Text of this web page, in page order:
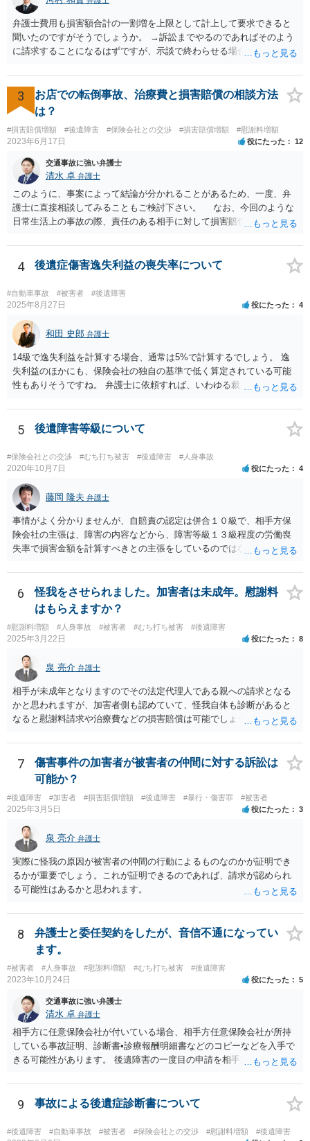
弁護士費用も損害額合計の一割増を上限として計上して要求できると
聞いたのですがそうでしょうか。 →訴訟までやるのであればそのよう
に請求することになるはずですが、示談で終わらせる場合には、そこ
ならほとんど充足できるか多くが返ってくるイメージなので頼むのも
いいかなと思うのですが。 →LAC基準でもそうかもしれませんし、交
通事故事案ではより定額の費用としている法律事務所も多いように思
います。費用面も含めて、弁護士さんを検討してみるとよいかもしれ
ませんね。 かなり具体的な話も多くなっているので、法律事務所に問
い合わせてみるとよいと思います。
3
お店での転倒事故、治療費と損害賠償の相談方法
は？
#損害賠償増額 #後遺障害 #保険会社との交渉 #損害賠償増額 #慰謝料増額
2023年6月17日 役にたった 12
交通事故に強い弁護士
清水 卓 弁護士
このように、事案によって結論が分かれることがあるため、一度、弁
護士に直接相談してみることもご検討下さい。 なお、今回のような
日常生活上の事故の際、責任のある相手に対して損害賠償請求する際
す（ご自宅の火災保険や自動車の任意保険等を確認してみて下さい。
加入したつもりがなくても、確認してみたら付いていたということが
4 後遺症傷害逸失利益の喪失率について
#自動車事故 #被害者 #後遺障害
2025年8月27日 役にたった 4
和田 史郎 弁護士
14級で逸失利益を計算する場合、通常は5%で計算するでしょう。 逸
失利益のほかにも、保険会社の独自の基準で低く算定されている可能
性もありそうですね。 弁護士に依頼すれば、いわゆる裁判基準程度の
5 後遺障害等級について
#保険会社との交渉 #むち打ち被害 #後遺障害 #人身事故
2020年10月7日 役にたった 4
藤岡 隆夫 弁護士
事情がよく分かりませんが、自賠責の認定は併合１０級で、相手方保
険会社の主張は、障害の内容などから、障害等級１３級程度の労働喪
失率で損害金額を計算すべきとの主張をしているのではないでしょう
ので、弁護士を交代しても状況は変わらないでしょう。今の弁護士と
十分に打ち合わせをすることが重要だと思います。
6
怪我をさせられました。加害者は未成年。慰謝料
はもらえますか？
#慰謝料増額 #人身事故 #被害者 #むち打ち被害 #後遺障害
2025年3月22日 役にたった 8
泉 亮介 弁護士
相手が未成年となりますのでその法定代理人である親への請求となる
かと思われますが、加害者側も認めていて、怪我自体も診断があると
なると慰謝料請求や治療費などの損害賠償は可能でしょう。 整骨院へ
い場合が多いです。 また、保険会社から提案される金額は低めに出さ
れることも多いため、その交渉のために弁護士を入れるということも
考えられるかと思われます。
7
傷害事件の加害者が被害者の仲間に対する訴訟は
可能か？
#後遺障害 #加害者 #損害賠償増額 #後遺障害 #暴行・傷害罪 #被害者
2025年3月5日 役にたった 3
泉 亮介 弁護士
実際に怪我の原因が被害者の仲間の行動によるものなのかが証明でき
るかが重要でしょう。これが証明できるのであれば、請求が認められ
る可能性はあるかと思われます。
8
弁護士と委任契約をしたが、音信不通になってい
ます。
#被害者 #人身事故 #慰謝料増額 #むち打ち被害 #後遺障害
2023年10月24日 役にたった 5
交通事故に強い弁護士
清水 卓 弁護士
相手方に任意保険会社が付いている場合、相手方任意保険会社が所持
している事故証明、診断書•診療報酬明細書などのコピーなどを入手で
きる可能性があります。 後遺障害の一度目の申請を相手方任意保険会
果と認定理由書も相手方任意保険会社から入手できる可能性がありま
す。 これらが難しくても、通院していた病院のカルテを取り付けるこ
と等で代替が可能な場合もあります。 事故からどの程度期間が経過し
ているがが定かではありませんが、昨年４月から既に１年半年程度経
9 事故による後遺症診断書について
#後遺障害 #自動車事故 #被害者 #保険会社との交渉 #慰謝料増額 #後遺障害